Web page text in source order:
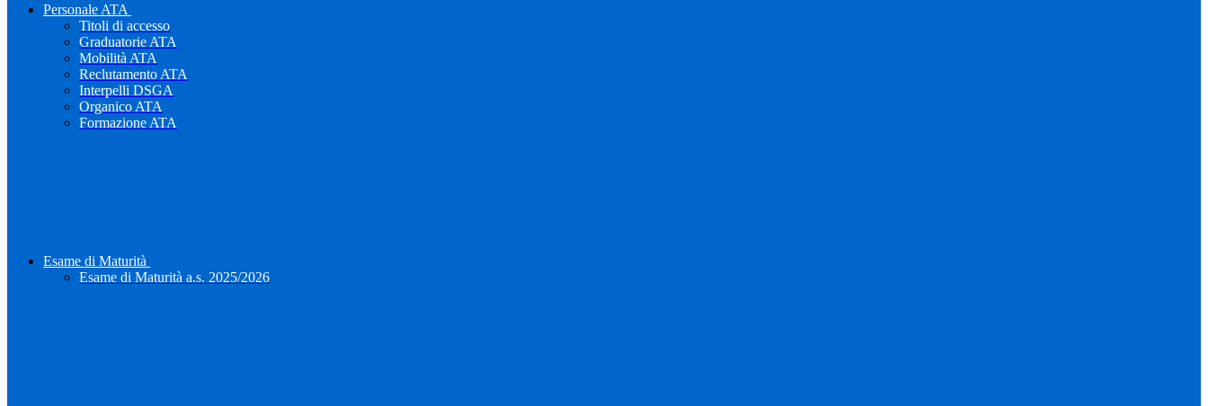
Personale ATA
Titoli di accesso
Graduatorie ATA
Mobilità ATA
Reclutamento ATA
Interpelli DSGA
Organico ATA
Formazione ATA
Esame di Maturità
Esame di Maturità a.s. 2025/2026